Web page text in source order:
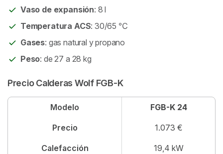
Vaso de expansión: 8 l
Temperatura ACS: 30/65 ℃
Gases: gas natural y propano
Peso: de 27 a 28 kg
Precio Calderas Wolf FGB-K
Modelo FGB-K 24
Precio 1.073 €
Calefacción 19,4 kW